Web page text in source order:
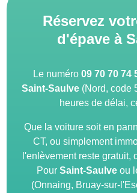
Réservez
d'épave à
Le numéro 09 70 70 74
Saint-Saulve(Nord, code
heures de délai,
Que la voiture soit en
CT, ou simplement
l'enlèvement reste gratuit,
Pour Saint-Saulve ou
(Onnaing, Bruay-sur-